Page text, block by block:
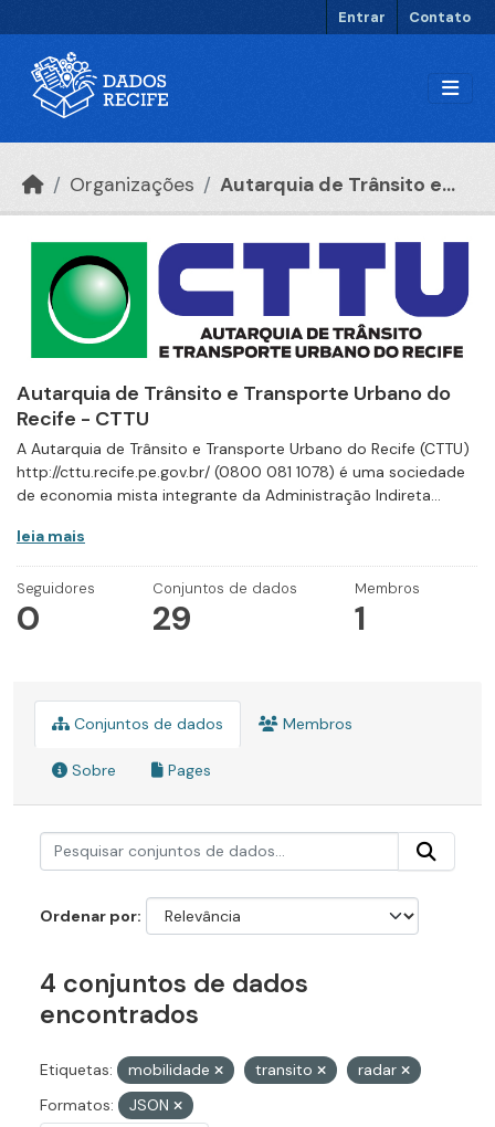
Entrar Contato
Organizações Autarquia de Trânsito e...
Autarquia de Trânsito e Transporte Urbano do
Recife - CTTU
A Autarquia de Trânsito e Transporte Urbano do Recife (CTTU)
http://cttu.recife.pe.gov.br/ (0800 081 1078) é uma sociedade
de economia mista integrante da Administração Indireta...
leia mais
Seguidores
0
Conjuntos de dados
29
Membros
1
Conjuntos de dados Membros
Sobre Pages
Ordenar por
4 conjuntos de dados
encontrados
Etiquetas: mobilidade transito
radar
Formatos:
JSON